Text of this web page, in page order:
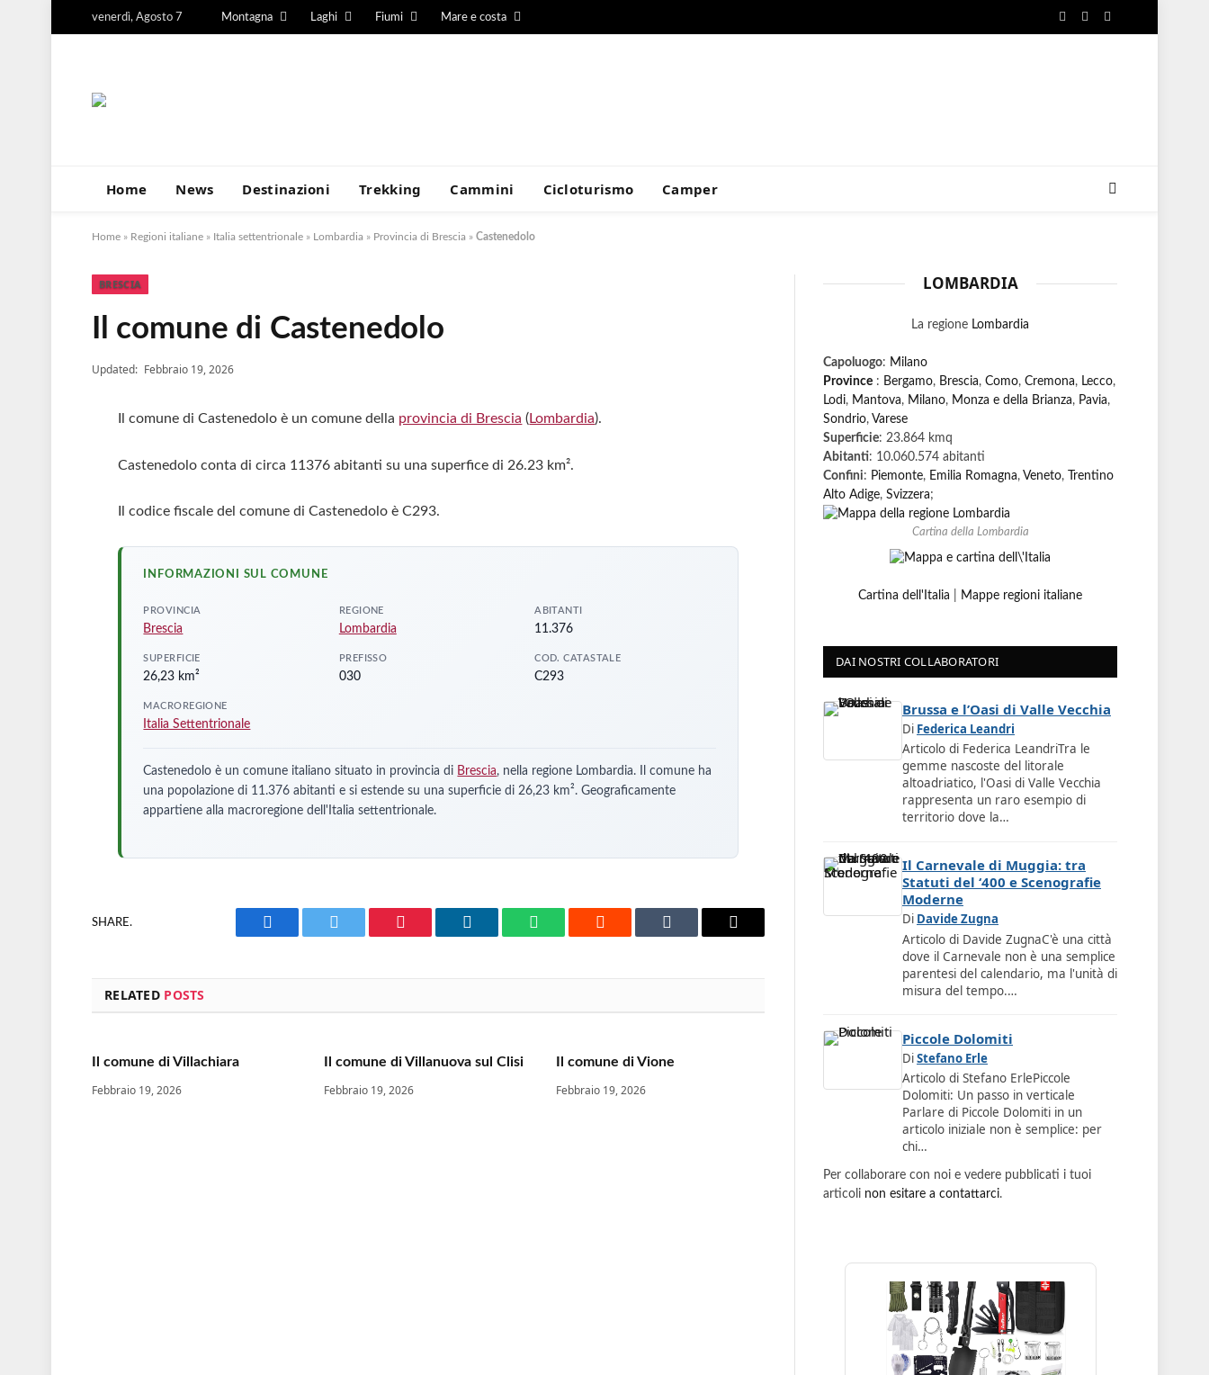
venerdì, Agosto 7 Montagna Laghi Fiumi Mare e costa
Facebook
X
Instagram
Home News Destinazioni Trekking Cammini Cicloturismo Camper
Home » Regioni italiane » Italia settentrionale » Lombardia » Provincia di Brescia » Castenedolo
BRESCIA
Il comune di Castenedolo
Updated: Febbraio 19, 2026
Il comune di Castenedolo è un comune della provincia di Brescia (Lombardia).
Castenedolo conta di circa 11376 abitanti su una superfice di 26.23 km².
Il codice fiscale del comune di Castenedolo è C293.
INFORMAZIONI SUL COMUNE
PROVINCIA
Brescia
REGIONE
Lombardia
ABITANTI
11.376
SUPERFICIE
26,23 km²
PREFISSO
030
COD. CATASTALE
C293
MACROREGIONE
Italia Settentrionale
Castenedolo è un comune italiano situato in provincia di Brescia, nella regione Lombardia. Il comune ha
una popolazione di 11.376 abitanti e si estende su una superficie di 26,23 km². Geograficamente
appartiene alla macroregione dell'Italia settentrionale.
SHARE.
Facebook Twitter Pinterest LinkedIn WhatsAppReddit Tumblr Email
RELATED POSTS
Il comune di Villachiara
Febbraio 19, 2026
Il comune di Villanuova sul Clisi
Febbraio 19, 2026
Il comune di Vione
Febbraio 19, 2026
LOMBARDIA
La regione Lombardia
Capoluogo: Milano
Province : Bergamo, Brescia, Como, Cremona, Lecco,
Lodi, Mantova, Milano, Monza e della Brianza, Pavia,
Sondrio, Varese
Superficie: 23.864 kmq
Abitanti: 10.060.574 abitanti
Confini: Piemonte, Emilia Romagna, Veneto,
Trentino
Alto Adige, Svizzera;
Cartina della Lombardia
Cartina dell'Italia Mappe regioni italiane
DAI NOSTRI COLLABORATORI
Brussa e l’Oasi di Valle Vecchia
Di Federica Leandri
Articolo di Federica LeandriTra le
gemme nascoste del litorale
altoadriatico, l'Oasi di Valle Vecchia
rappresenta un raro esempio di
territorio dove la…
Il Carnevale di Muggia: tra
Statuti del ‘400 e Scenografie
Moderne
Di Davide Zugna
Articolo di Davide ZugnaC'è una città
dove il Carnevale non è una semplice
parentesi del calendario, ma l'unità di
misura del tempo.…
Piccole Dolomiti
DiStefano Erle
Articolo di Stefano ErlePiccole
Dolomiti: Un passo in verticale
Parlare di Piccole Dolomiti in un
articolo iniziale non è semplice: per
chi…
Per collaborare con noi e vedere pubblicati i tuoi
articoli non esitare a contattarci.